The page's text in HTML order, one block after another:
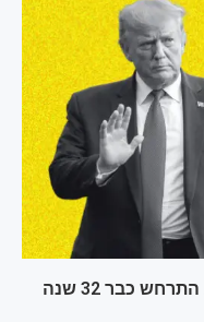
כבר 32 שנה